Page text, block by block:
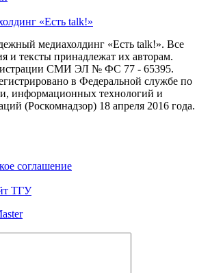
«Есть talk!»
медиахолдинг «Есть talk!». Все
и тексты принадлежат их авторам.
СМИ ЭЛ № ФС 77 - 65395.
в Федеральной службе по
информационных технологий и
(Роскомнадзор) 18 апреля 2016 года.
соглашение
ТГУ